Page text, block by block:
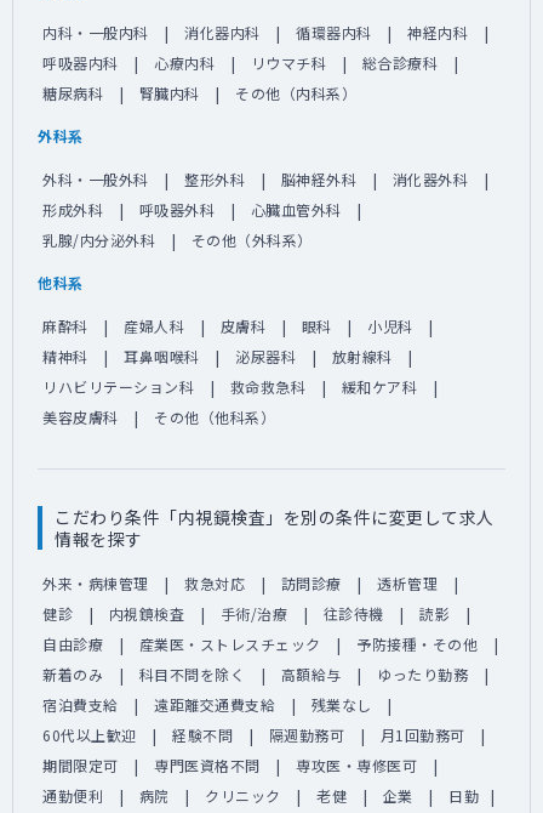
内科・一般内科 消化器内科 循環器内科
神経内科
呼吸器内科
心療内科 リウマチ科
総合診療科
糖尿病科
腎臓内科 その他（内科系）
外科系
外科・一般外科 整形外科 脳神経外科
消化器外科
形成外科
呼吸器外科
心臓血管外科
乳腺/内分泌外科
その他（外科系）
他科系
麻酔科 産婦人科 皮膚科 眼科
小児科
精神科
耳鼻咽喉科 泌尿器科
放射線科
リハビリテーション科
救命救急科
緩和ケア科
美容皮膚科
その他（他科系）
こだわり条件「内視鏡検査」を別の条件に変更して求人
情報を探す
外来・病棟管理 救急対応 訪問診療
透析管理
健診
内視鏡検査 手術/治療 往診待機
読影
自由診療
産業医・ストレスチェック
予防接種・その他
新着のみ
科目不問を除く 高額給与
ゆったり勤務
宿泊費支給
遠距離交通費支給
残業なし
60代以上歓迎
経験不問 隔週勤務可
月1回勤務可
期間限定可
専門医資格不問
専攻医・専修医可
通勤便利
病院 クリニック 老健 企業
日勤